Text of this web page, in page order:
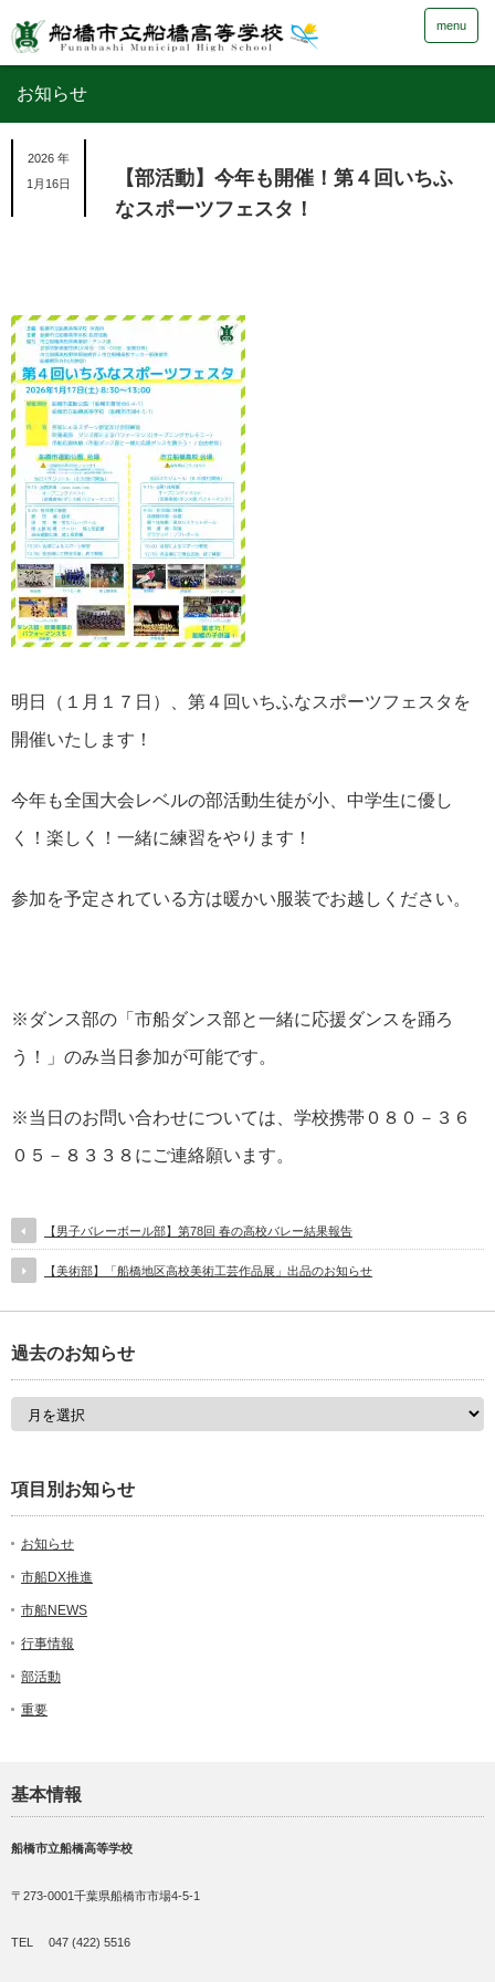
menu
お知らせ
2026 年
1月16日
【部活動】今年も開催！第４回いちふ
なスポーツフェスタ！
明日（１月１７日）、第４回いちふなスポーツフェスタを
開催いたします！
今年も全国大会レベルの部活動生徒が小、中学生に優し
く！楽しく！一緒に練習をやります！
参加を予定されている方は暖かい服装でお越しください。
※ダンス部の「市船ダンス部と一緒に応援ダンスを踊ろ
う！」のみ当日参加が可能です。
※当日のお問い合わせについては、学校携帯０８０－３６
０５－８３３８にご連絡願います。
【男子バレーボール部】第78回 春の高校バレー結果報告
【美術部】「船橋地区高校美術工芸作品展」出品のお知らせ
過去のお知らせ
項目別お知らせ
お知らせ
市船DX推進
市船NEWS
行事情報
部活動
重要
基本情報
船橋市立船橋高等学校
〒273-0001千葉県船橋市市場4-5-1
TEL 047 (422) 5516